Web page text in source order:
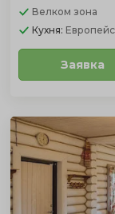
Велком зона
Кухня:
Заявка